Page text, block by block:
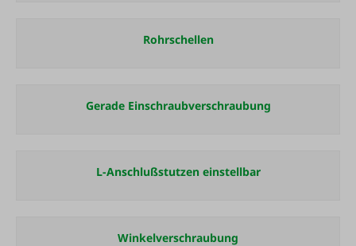
Rohrschellen
Gerade Einschraubverschraubung
L-Anschlußstutzen einstellbar
Winkelverschraubung